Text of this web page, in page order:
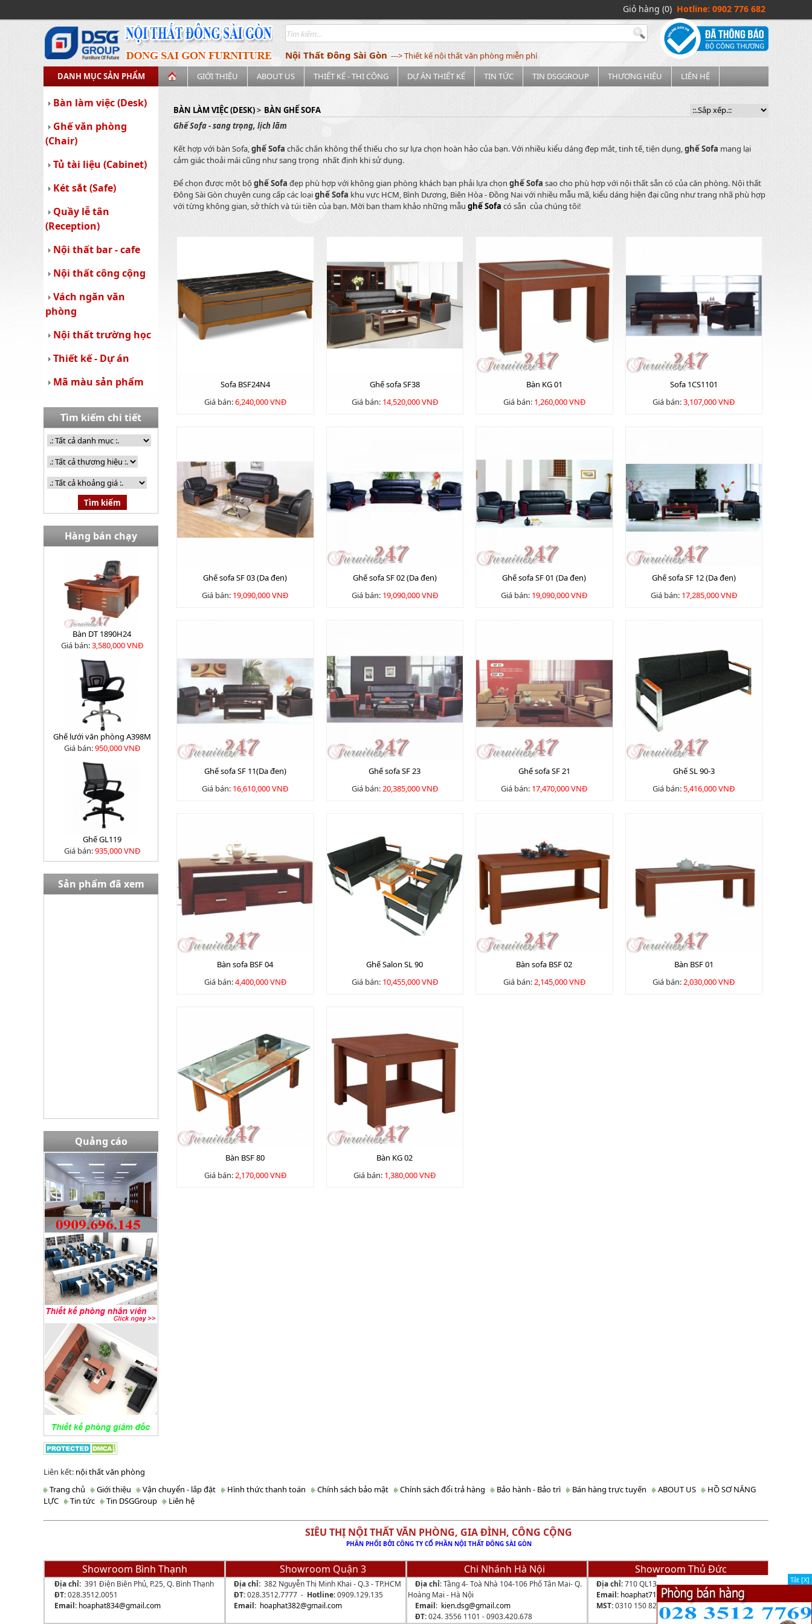
Giỏ hàng (0) Hotline: 0902 776 682
Nội Thất Đông Sài Gòn ---> Thiết kế nội thất văn phòng miễn phí
GIỚI THIỆU
ABOUT US THIẾT KẾ - THI CÔNG DỰ ÁN THIẾT KẾ TIN TỨC TIN DSGGROUP THƯƠNG HIỆU LIÊN HỆ
DANH MỤC SẢN PHẨM
Bàn làm việc (Desk)
Ghế văn phòng
(Chair)
Tủ tài liệu (Cabinet)
Két sắt (Safe)
Quầy lễ tân
(Reception)
Nội thất bar - cafe
Nội thất công cộng
Vách ngăn văn
phòng
Nội thất trường học
Thiết kế - Dự án
Mã màu sản phẩm
Tìm kiếm chi tiết
Hàng bán chạy
Bàn DT 1890H24
Giá bán:3,580,000 VNĐ
Ghế lưới văn phòng A398M
Giá bán:950,000 VNĐ
Ghế GL119
Giá bán:935,000 VNĐ
Sản phẩm đã xem
Quảng cáo
Liên kết: nội thất văn phòng
BÀN LÀM VIỆC (DESK)> BÀN GHẾ SOFA
Ghế Sofa - sang trọng, lịch lãm
Kết hợp với bàn Sofa,ghế Sofa chắc chắn không thể thiếu cho sự lựa chọn hoàn hảo của bạn. Với nhiều kiểu dáng đẹp mắt, tinh tế, tiện dụng,ghế Sofa mang lại
cảm giác thoải mái cũng như sang trọng nhất định khi sử dụng.
Để chọn được một bộ ghế Sofa đẹp phù hợp với không gian phòng khách bạn phải lựa chọn ghế Sofa sao cho phù hợp với nội thất sẵn có của căn phòng. Nội thất
Đông Sài Gòn chuyên cung cấp các loạighếSofa khu vực HCM, Bình Dương, Biên Hòa - Đồng Nai với nhiều mẫu mã, kiểu dáng hiện đại cũng như trang nhã phù hợp
với từng không gian, sở thích và túi tiền của bạn. Mời bạn tham khảo những mẫu ghế Sofa có sẵn của chúng tôi!
Sofa BSF24N4
Giá bán:6,240,000 VNĐ
Ghế sofa SF38
Giá bán: 14,520,000 VNĐ
Bàn KG 01
Giá bán: 1,260,000 VNĐ
Sofa 1CS1101
Giá bán:3,107,000 VNĐ
Ghế sofa SF 03 (Da đen)
Giá bán: 19,090,000 VNĐ
Ghế sofa SF 02 (Da đen)
Giá bán: 19,090,000 VNĐ
Ghế sofa SF 01 (Da đen)
Giá bán: 19,090,000 VNĐ
Ghế sofa SF 12 (Da đen)
Giá bán: 17,285,000 VNĐ
Ghế sofa SF 11(Da đen)
Giá bán: 16,610,000 VNĐ
Ghế sofa SF 23
Giá bán:20,385,000 VNĐ
Ghế sofa SF 21
Giá bán: 17,470,000 VNĐ
Ghế SL 90-3
Giá bán:5,416,000 VNĐ
Bàn sofa BSF 04
Giá bán:4,400,000 VNĐ
Ghế Salon SL 90
Giá bán: 10,455,000 VNĐ
Bàn sofa BSF 02
Giá bán:2,145,000 VNĐ
Bàn BSF 01
Giá bán:2,030,000 VNĐ
Bàn BSF 80
Giá bán:2,170,000 VNĐ
Bàn KG 02
Giá bán: 1,380,000 VNĐ
Trang chủ Giới thiệu Vận chuyển - lắp đặt Hình thức thanh toán Chính sách bảo mật Chính sách đổi trả hàng Bảo hành - Bảo trì Bán hàng trực tuyến ABOUT US
HỒ SƠ NĂNG
LỰC
Tin tức Tin DSGGroup Liên hệ
SIÊU THỊ NỘI THẤT VĂN PHÒNG, GIA ĐÌNH, CÔNG CỘNG
PHÂN PHỐI BỞI CÔNG TY CỔ PHẦN NỘI THẤT ĐÔNG SÀI GÒN
Showroom Bình Thạnh
Địa chỉ: 391 Điện Biên Phủ, P.25, Q. Bình Thạnh
ĐT:028.3512.0051
Email: hoaphat834@gmail.com
Showroom Quận 3
Địa chỉ: 382 Nguyễn Thị Minh Khai - Q.3 - TP.HCM
ĐT:028.3512.7777 - Hotline:0909.129.135
Email: hoaphat382@gmail.com
Chi Nhánh Hà Nội
Địa chỉ: Tầng 4- Toà Nhà 104-106 Phố Tân Mai- Q.
Hoàng Mai - Hà Nội
Email: kien.dsg@gmail.com
ĐT:024. 3556 1101 -0903.420.678
Showroom Thủ Đức
Địa chỉ:710 QL13, P.HBP, Q.Thủ Đức, TP.HCM
Email: hoaphat710@gmail.com
MST:0310 150 823
Tắt [X]